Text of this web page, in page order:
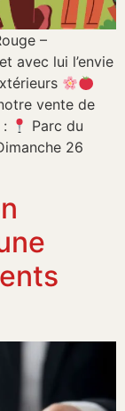
–
avec lui l’envie
vente de
Parc du
26